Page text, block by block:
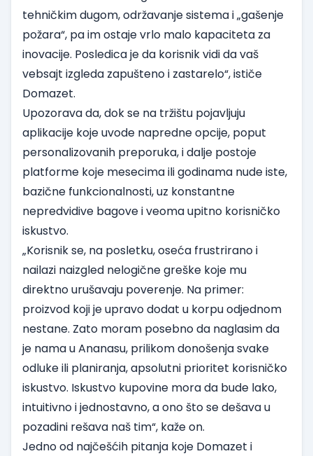
tehničkim dugom, održavanje sistema i „gašenje
požara“, pa im ostaje vrlo malo kapaciteta za
inovacije. Posledica je da korisnik vidi da vaš
vebsajt izgleda zapušteno i zastarelo“, ističe
Domazet.
Upozorava da, dok se na tržištu pojavljuju
aplikacije koje uvode napredne opcije, poput
personalizovanih preporuka, i dalje postoje
platforme koje mesecima ili godinama nude iste,
bazične funkcionalnosti, uz konstantne
nepredvidive bagove i veoma upitno korisničko
iskustvo.
„Korisnik se, na posletku, oseća frustrirano i
nailazi naizgled nelogične greške koje mu
direktno urušavaju poverenje. Na primer:
proizvod koji je upravo dodat u korpu odjednom
nestane. Zato moram posebno da naglasim da
je nama u Ananasu, prilikom donošenja svake
odluke ili planiranja, apsolutni prioritet korisničko
iskustvo. Iskustvo kupovine mora da bude lako,
intuitivno i jednostavno, a ono što se dešava u
pozadini rešava naš tim“, kaže on.
Jedno od najčešćih pitanja koje Domazet i